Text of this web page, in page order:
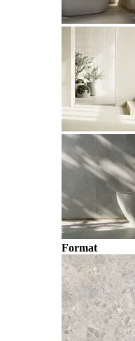
Format